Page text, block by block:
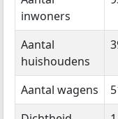
inwoners
Aantal
huishoudens
Aantal wagens